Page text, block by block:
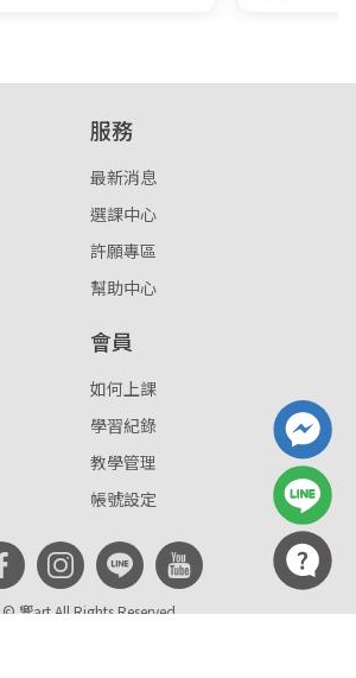
服務
最新消息
選課中心
許願專區
幫助中心
會員
如何上課
學習紀錄
教學管理
帳號設定
© 響art All Rights Reserved.